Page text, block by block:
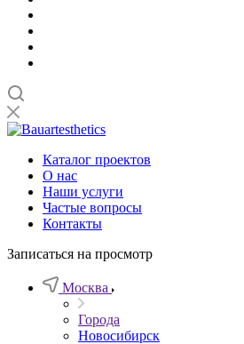
Каталог проектов
О нас
Наши услуги
Частые вопросы
Контакты
Записаться на просмотр
Москва
Города
Новосибирск